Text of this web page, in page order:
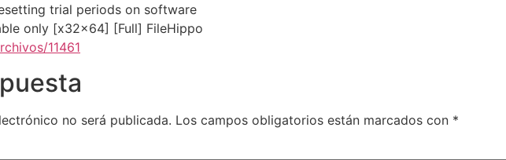
trial periods on software
only [x32x64] [Full] FileHippo
11461
no será publicada. Los campos obligatorios están marcados con *